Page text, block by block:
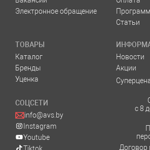
Электронное обращение
Статьи
ТОВАРЫ
Каталог
Бренды
Уценка
Новости
Акции
СОЦСЕТИ
info@avs.by
Instagram
Youtube
Tiktok
с 8
Договор